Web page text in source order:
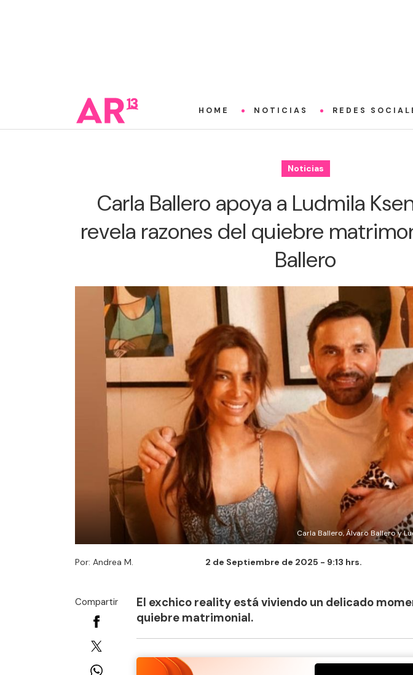
HOME NOTICIAS REDES
Noticias
Carla Ballero apoya a Ludmila
revela razones del quiebre
Ballero
Carla Ballero, Álvaro Ballero y
Por: Andrea M. 2 de Septiembre de 2025 - 9:13 hrs.
Compartir
El exchico reality está viviendo un delicado
quiebre matrimonial.